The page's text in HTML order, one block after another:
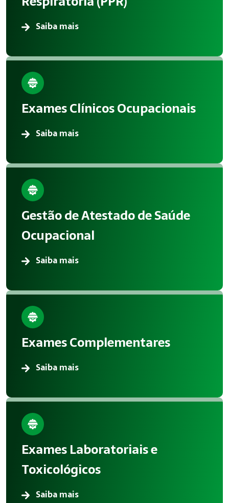
Saiba mais
Exames Clínicos Ocupacionais
Saiba mais
Gestão de Atestado de Saúde
Ocupacional
Saiba mais
Exames Complementares
Saiba mais
Exames Laboratoriais e
Toxicológicos
Saiba mais